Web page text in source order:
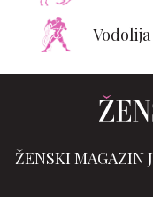
Vodolija
ŽENSKI MAGAZIN